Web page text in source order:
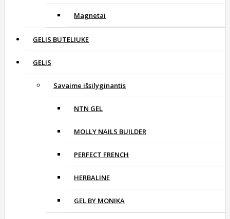
Magnetai
GELIS BUTELIUKE
GELIS
Savaime išsilyginantis
NTN GEL
MOLLY NAILS BUILDER
PERFECT FRENCH
HERBALINE
GEL BY MONIKA